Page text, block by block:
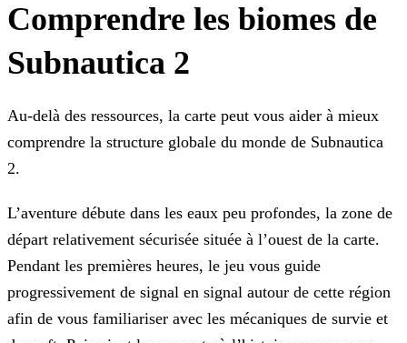
Comprendre les biomes de
Subnautica 2
Au-delà des ressources, la carte peut vous aider à mieux
comprendre la structure globale du monde de Subnautica
2.
L’aventure débute dans les eaux peu profondes, la zone de
départ relativement sécurisée située à l’ouest de la carte.
Pendant les premières heures, le jeu vous guide
progressivement de signal en signal autour de cette région
afin de vous familiariser avec les mécaniques de survie et